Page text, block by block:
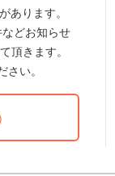
あります。
どお知らせ
頂きます。
い。